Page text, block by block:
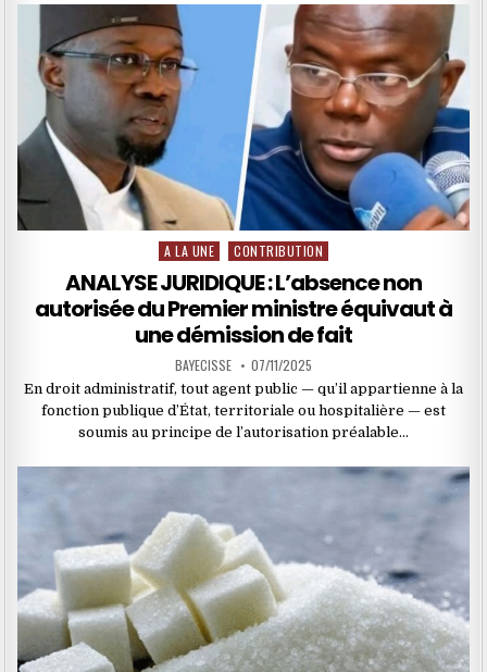
Posted
in
A LA UNE CONTRIBUTION
ANALYSE JURIDIQUE : L’absence non
autorisée du Premier ministre équivaut à
une démission de fait
BAYECISSE 07/11/2025
En droit administratif, tout agent public — qu’il appartienne à la
fonction publique d’État, territoriale ou hospitalière — est
soumis au principe de l’autorisation préalable…